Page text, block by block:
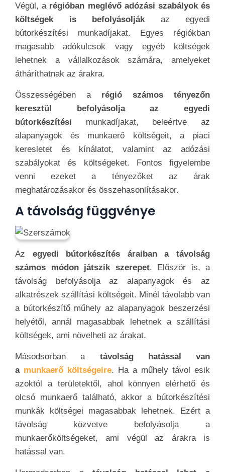
Végül, a régióban meglévő adózási szabályok és
költségek is befolyásolják az egyedi
bútorkészítési munkadíjakat. Egyes régiókban
magasabb adókulcsok vagy egyéb költségek
lehetnek a vállalkozások számára, amelyeket
átháríthatnak az árakra.
Összességében a régió számos tényezőn
keresztül befolyásolja az egyedi
bútorkészítési munkadíjakat, beleértve az
alapanyagok és munkaerő költségeit, a piaci
keresletet és kínálatot, valamint az adózási
szabályokat és költségeket. Fontos figyelembe
venni ezeket a tényezőket az árak
meghatározásakor és összehasonlításakor.
A távolság függvénye
Az egyedi bútorkészítés áraiban a távolság
számos módon játszik szerepet. Először is, a
távolság befolyásolja az alapanyagok és az
alkatrészek szállítási költségeit. Minél távolabb van
a bútorkészítő műhely az alapanyagok beszerzési
helyétől, annál magasabbak lehetnek a szállítási
költségek, ami növelheti az árakat.
Másodsorban a távolság hatással van
a munkaerő költségeire. Ha a műhely távol esik
azoktól a területektől, ahol könnyen elérhető és
olcsó munkaerő található, akkor a bútorkészítési
munkák költségei magasabbak lehetnek. Ezért a
távolság közvetve befolyásolja a
munkaerőköltségeket, ami végül az árakra is
hatással van.